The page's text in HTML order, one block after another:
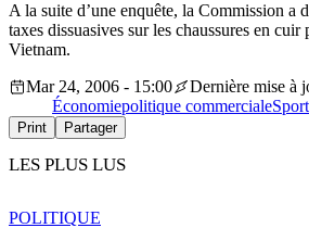
A la suite d’une enquête, la Commission a
taxes dissuasives sur les chaussures en
Vietnam.
Mar 24, 2006 - 15:00
Dernière mise à
Économiepolitique commerciale
Print Partager
LES PLUS LUS
POLITIQUE